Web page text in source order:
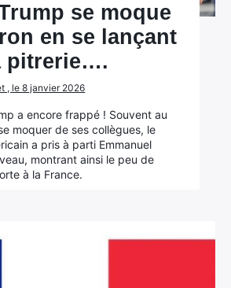
se moque
en se lançant
pitrerie….
, le 8 janvier 2026
a encore frappé ! Souvent au
moquer de ses collègues, le
a pris à parti Emmanuel
montrant ainsi le peu de
à la France.